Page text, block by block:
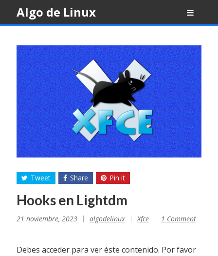
content
Algo de Linux
Tweet Share Pin it
Hooks en Lightdm
21 noviembre, 2023 algodelinux Xfce 1 Comment
Debes acceder para ver éste contenido. Por favor